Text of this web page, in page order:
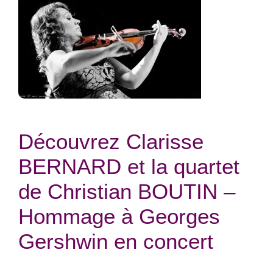
Découvrez Clarisse
BERNARD et la quartet
de Christian BOUTIN –
Hommage à Georges
Gershwin en concert